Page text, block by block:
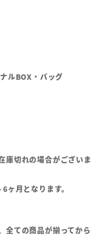
ルBOX・バッグ
庫切れの場合がございま
ヶ月となります。
全ての商品が揃ってから